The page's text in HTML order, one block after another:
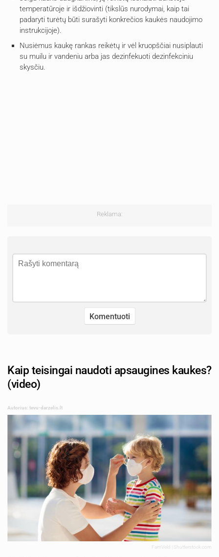
temperatūroje ir išdžiovinti (tikslūs nurodymai, kaip tai
padaryti turėtų būti surašyti konkrečios kaukės naudojimo
instrukcijoje).
Nusiėmus kaukę rankas reikėtų ir vėl kruopščiai nusiplauti
su muilu ir vandeniu arba jas dezinfekuoti dezinfekciniu
skysčiu.
Reklama:
Kaip teisingai naudoti apsaugines kaukes?
(video)
Autorius: tevu-darzelis.lt
FamVeld | Shutterstock.com